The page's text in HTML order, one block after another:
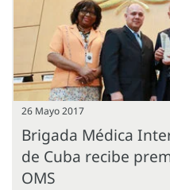
26 Mayo 2017
Brigada Médica
de Cuba recibe
OMS